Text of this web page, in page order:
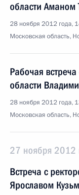
области Аманом
28 ноября 2012 года,
Московская область,
Рабочая
области
28 ноября 2012 года,
Московская область,
27 ноября 2012
Встреча с
Ярославом